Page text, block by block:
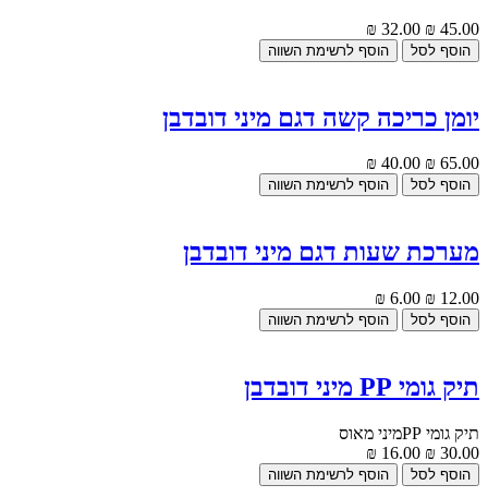
45.00 ₪
32.00 ₪
יומן כריכה קשה דגם מיני דובדבן
65.00 ₪
40.00 ₪
מערכת שעות דגם מיני דובדבן
12.00 ₪
6.00 ₪
תיק גומי PP מיני דובדבן
תיק גומי PPמיני מאוס
30.00 ₪
16.00 ₪